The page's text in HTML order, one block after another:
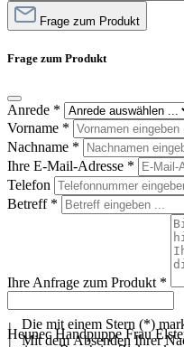
Heunec Handpuppe Frau
Frage zum Produkt
Frage zum Produkt
Anrede *
Vorname *
Nachname *
Ihre E-Mail-Adresse *
Telefon
Betreff *
Ihre Anfrage zum Produkt *
Die mit einem Stern (*)
Mit dem Absenden Ihrer